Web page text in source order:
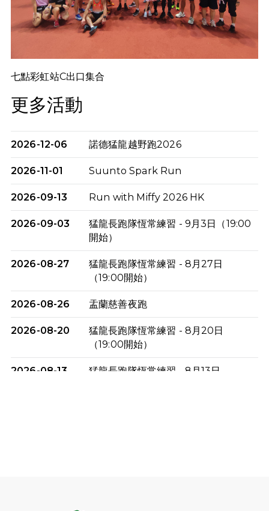
七點彩虹站C出口集合
更多活動
2026-12-06 諾德猛龍越野跑2026
2026-11-01 Suunto Spark Run
2026-09-13 Run with Miffy 2026 HK
2026-09-03
猛龍長跑隊恆常練習 - 9月3日（19:00
開始）
2026-08-27
猛龍長跑隊恆常練習 - 8月27日
（19:00開始）
2026-08-26 盂蘭慈善夜跑
2026-08-20
猛龍長跑隊恆常練習 - 8月20日
（19:00開始）
2026-08-13
猛龍長跑隊恆常練習 - 8月13日